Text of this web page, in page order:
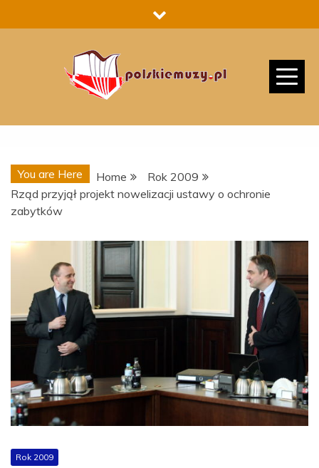
to
You are Here Home
Rok 2009
Rząd przyjął projekt nowelizacji ustawy o ochronie
zabytków
Rok 2009